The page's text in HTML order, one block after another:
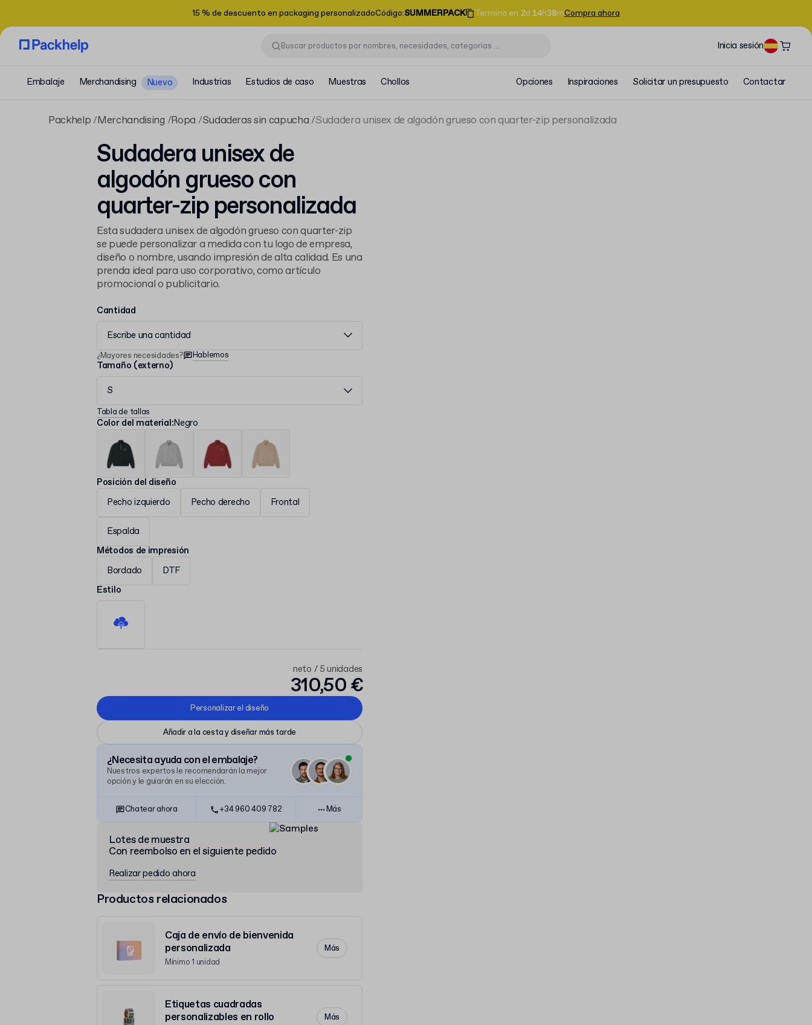
15 % de descuento en packaging personalizadoCódigo:SUMMERPACK Termina en 2d 14h38mCompra ahora
Inicia sesión
Embalaje Merchandising Nuevo Industrias Estudios de caso Muestras Chollos Opciones Inspiraciones Solicitar un presupuesto Contactar
Packhelp Merchandising Ropa Sudaderas sin capucha Sudadera unisex de algodón grueso con quarter-zip personalizada
Sudadera unisex de
algodón grueso con
quarter-zip personalizada
Esta sudadera unisex de algodón grueso con quarter-zip
se puede personalizar a medida con tu logo de empresa,
diseño o nombre, usando impresión de alta calidad. Es una
prenda ideal para uso corporativo, como artículo
promocional o publicitario.
Cantidad
Escribe una cantidad
¿Mayores necesidades? Hablemos
Tamaño (externo)
S
Tabla de tallas
Color del material:Negro
Posición del diseño
Pecho izquierdo
Pecho derecho Frontal
Espalda
Métodos de impresión
Bordado
DTF
Estilo
neto / 5 unidades
310,50 €
Personalizar el diseño
Añadir a la cesta y diseñar más tarde
¿Necesita ayuda con el embalaje?
Nuestros expertos le recomendarán la mejor
opción y le guiarán en su elección.
Chatear ahora +34 960 409 782 Más
Lotes de muestra
Con reembolso en el siguiente pedido
Realizar pedido ahora
Productos relacionados
Caja de envío de bienvenida
personalizada
Mínimo 1 unidad
Más
Etiquetas cuadradas
personalizables en rollo
Más